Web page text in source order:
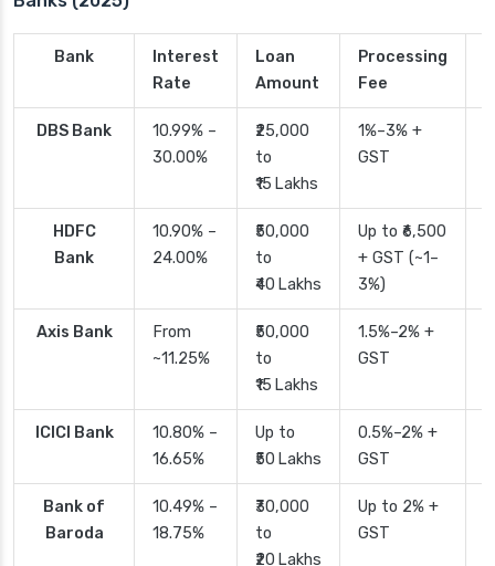
Bank
Interest
Rate
Loan
Amount
Processing
Fee
DBS Bank
10.99% –
30.00%
₹25,000
to
₹15 Lakhs
1%–3% +
GST
HDFC
Bank
10.90% –
24.00%
₹50,000
to
₹40 Lakhs
Up to ₹6,500
+ GST (~1–
3%)
Axis Bank
From
~11.25%
₹50,000
to
₹15 Lakhs
1.5%–2% +
GST
ICICI Bank
10.80% –
16.65%
Up to
₹50 Lakhs
0.5%–2% +
GST
Bank of
Baroda
10.49% –
18.75%
₹30,000
to
₹20 Lakhs
Up to 2% +
GST